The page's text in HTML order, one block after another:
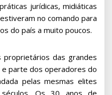
jurídicas, midiáticas
no comando para
do país a muito poucos.
das grandes
parte dos operadores do
pelas mesmas elites